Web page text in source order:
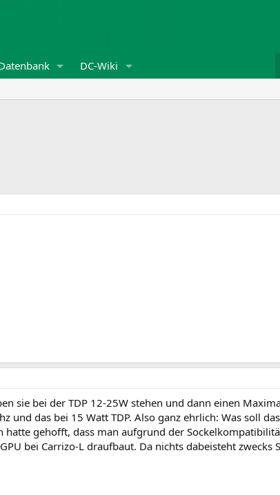
DC-Wiki
sie bei der TDP 12-25W stehen und dann einen
und das bei 15 Watt TDP. Also ganz ehrlich: Was soll
hatte gehofft, dass man aufgrund der
bei Carrizo-L draufbaut. Da nichts dabeisteht zwecks